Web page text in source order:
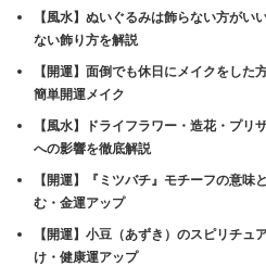
で
開
き
す)
【風水】ぬいぐるみは飾らない方がい
ない飾り方を解説
【開運】面倒でも休日にメイクをした
簡単開運メイク
【風水】ドライフラワー・造花・プ
への影響を徹底解説
【開運】『ミツバチ』モチーフの意
む・金運アップ
【開運】小豆（あずき）のスピリチ
け・健康運アップ